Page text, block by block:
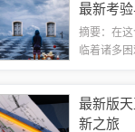
最新考
摘要：在
临着诸多
递配送需
最新版
新之旅